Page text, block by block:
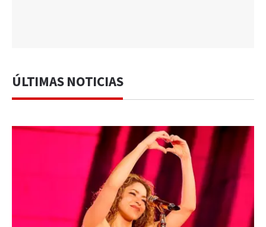
ÚLTIMAS NOTICIAS